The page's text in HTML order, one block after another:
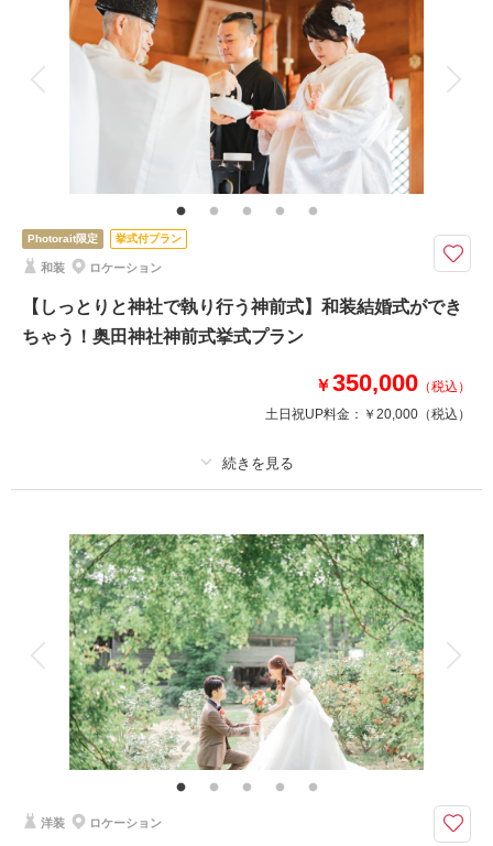
相談予約する
来店・オンライン
撮影日の空き
を確認する
アルバム データ 180 カット
衣装追加 会食 挙式
家族用衣装レンタル ペットと撮影
その他含むもの
家族写真追加料金無料 衣装ランクアップ料金なし 小物ランクアップ料金
なし 貸出小物多数 お子様撮影 お子様衣装
「伝統美に包まれた富山・馬場家で叶える和装ウェディングフォトプラン」
富山・旧馬場家住宅で叶える、和装ウェディングフォトプラン。歴史的建造
が花嫁姿をより一層引き立て、特別な想い出に。富山で和装前撮りをお考え
のロケーションです。
2025年7月12日
相談予約する
来店・オンライン
撮影日の空き
を確認する
Photorait限定 挙式付プラン
和装 ロケーション
【しっとりと神社で執り行う神前式】和装結婚式ができ
ちゃう！奥田神社神前式挙式プラン
￥350,000 （税込）
土日祝UP料金： ￥20,000 （税込）
撮影料 新婦衣装1着 新郎衣装1着
着付け ヘアメイク 小物一式
アルバム データ 200 カット 台紙付写真
衣装追加 挙式
家族と撮影 家族用衣装レンタル ペットと撮影
その他含むもの
神前式料、神社使用料等
ング洋装 ロケーション